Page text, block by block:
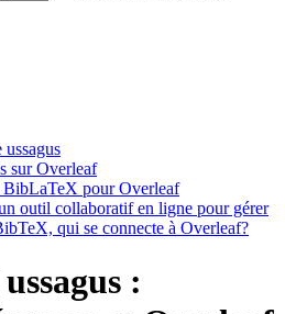
ussagus
sur Overleaf
pour Overleaf
outil collaboratif en ligne pour gérer
qui se connecte à Overleaf?
: